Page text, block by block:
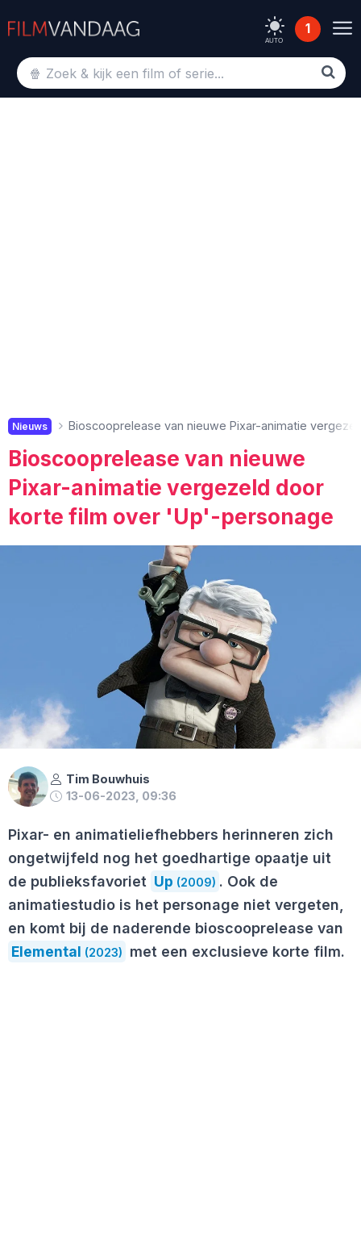
AUTO
1
Nieuws Bioscooprelease van nieuwe Pixar-animatie
Bioscooprelease van nieuwe
Pixar-animatie vergezeld door
korte film over 'Up'-personage
Tim Bouwhuis
13-06-2023, 09:36
Pixar- en animatieliefhebbers herinneren zich
ongetwijfeld nog het goedhartige opaatje uit
de publieksfavoriet Up (2009) . Ook de
animatiestudio is het personage niet vergeten,
en komt bij de naderende bioscooprelease van
Elemental (2023) met een exclusieve korte film.